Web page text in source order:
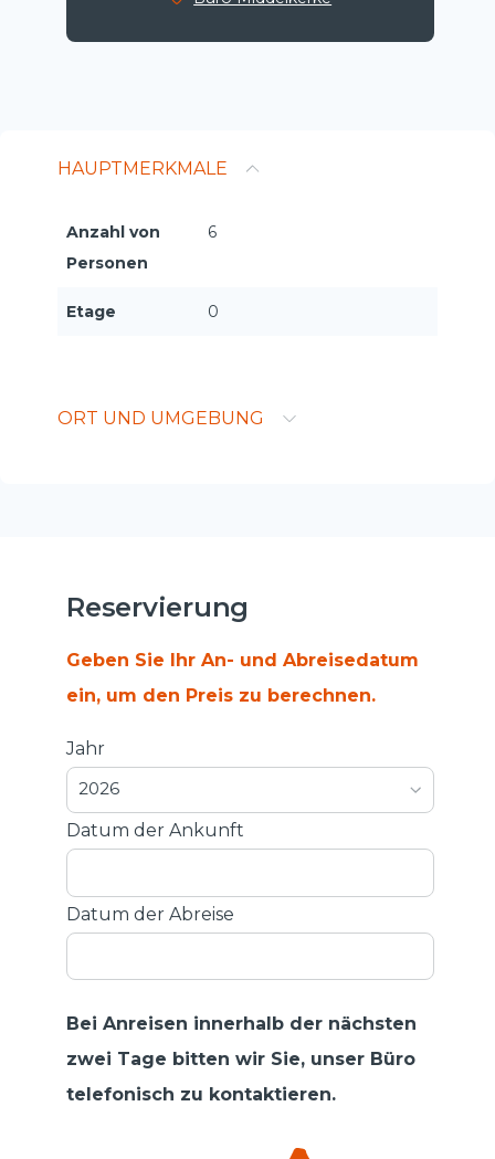
HAUPTMERKMALE
Anzahl von
Personen
6
Etage 0
ORT UND UMGEBUNG
Reservierung
Geben Sie Ihr An- und Abreisedatum
ein, um den Preis zu berechnen.
Jahr
2026
Datum der Ankunft
Datum der Abreise
Bei Anreisen innerhalb der nächsten
zwei Tage bitten wir Sie, unser Büro
telefonisch zu kontaktieren.